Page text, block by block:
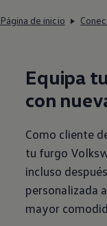
Página de inicio
Equipa
con
Como cliente
tu furgo
incluso
personalizada
mayor